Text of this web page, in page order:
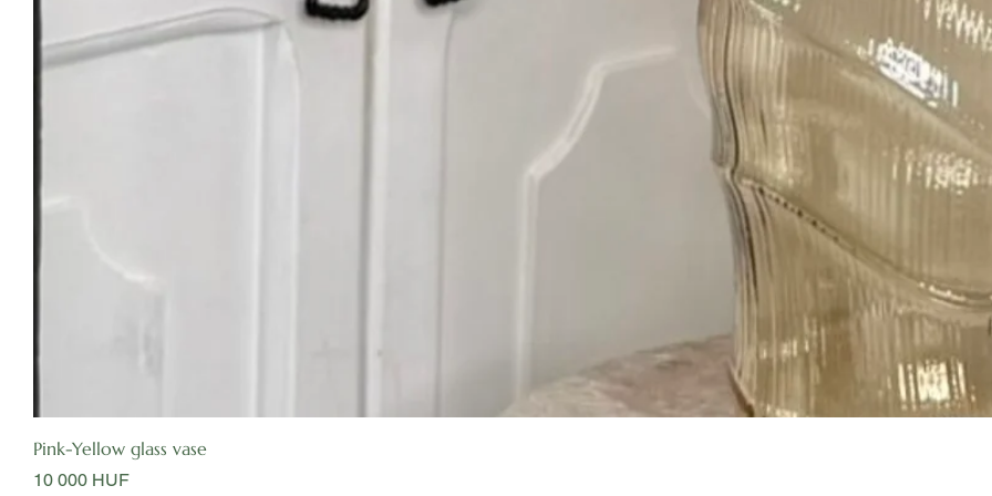
Pink-Yellow glass vase
Цена
10 000 HUF